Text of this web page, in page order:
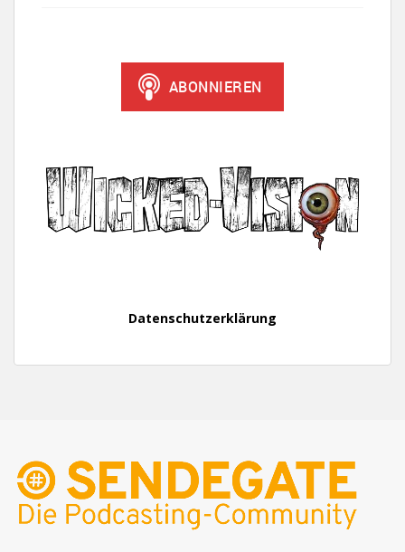
Datenschutzerklärung